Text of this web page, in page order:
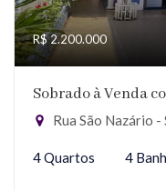
R$ 2.200.000
Sobrado à Venda
Rua São Nazário
4 Quartos 4